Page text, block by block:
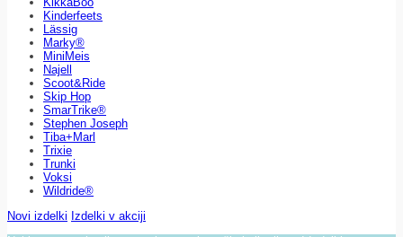
Kinderfeets
Lässig
Marky®
MiniMeis
Najell
Scoot&Ride
Skip Hop
SmarTrike®
Stephen Joseph
Tiba+Marl
Trixie
Trunki
Voksi
Wildride®
Novi izdelki Izdelki v akciji